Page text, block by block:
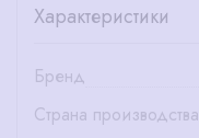
Характеристики
Бренд
Страна производства